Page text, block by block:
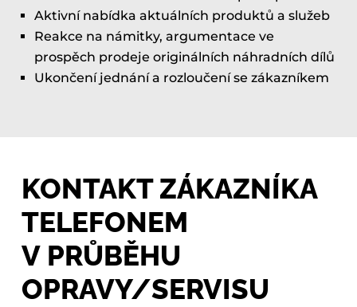
Aktivní nabídka aktuálních produktů a služeb
Reakce na námitky, argumentace ve
prospěch prodeje originálních náhradních dílů
Ukončení jednání a rozloučení se zákazníkem
KONTAKT ZÁKAZNÍKA
TELEFONEM
V PRŮBĚHU
OPRAVY/SERVISU